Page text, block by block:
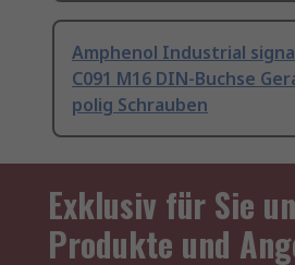
Amphenol Industrial
C091 M16 DIN-Buchse
polig Schrauben
Exklusiv für Sie
Produkte und